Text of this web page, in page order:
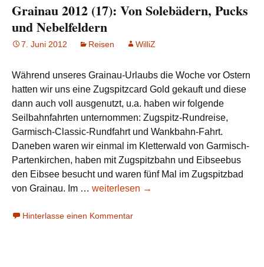
Grainau 2012 (17): Von Solebädern, Pucks
und Nebelfeldern
7. Juni 2012 Reisen WilliZ
Während unseres Grainau-Urlaubs die Woche vor Ostern
hatten wir uns eine Zugspitzcard Gold gekauft und diese
dann auch voll ausgenutzt, u.a. haben wir folgende
Seilbahnfahrten unternommen: Zugspitz-Rundreise,
Garmisch-Classic-Rundfahrt und Wankbahn-Fahrt.
Daneben waren wir einmal im Kletterwald von Garmisch-
Partenkirchen, haben mit Zugspitzbahn und Eibseebus
den Eibsee besucht und waren fünf Mal im Zugspitzbad
von Grainau. Im … Grainau
(17):
weiterlesen →
Hinterlasse einen Kommentar